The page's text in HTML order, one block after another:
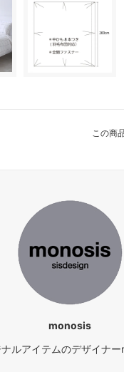
この商
monosis
ルアイテムのデザイナー